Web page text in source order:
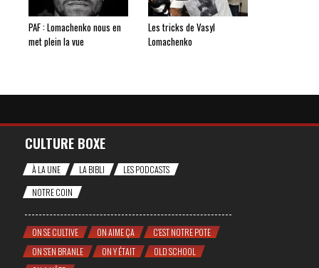
PAF : Lomachenko nous en
met plein la vue
Les tricks de Vasyl
Lomachenko
CULTURE BOXE
À LA UNE LA BIBLI
LES PODCASTS
NOTRE COIN
ON SE CULTIVE ON AIME ÇA
C'EST NOTRE POTE
ON S'EN BRANLE
ON Y ÉTAIT
OLD SCHOOL